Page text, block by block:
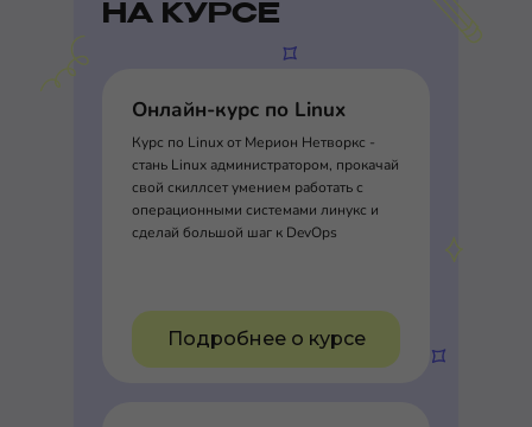
НА КУРСЕ
Онлайн-курс по Linux
Курс по Linux от Мерион Нетворкс -
стань Linux администратором, прокачай
свой скиллсет умением работать с
операционными системами линукс и
сделай большой шаг к DevOps
Подробнее о курсе